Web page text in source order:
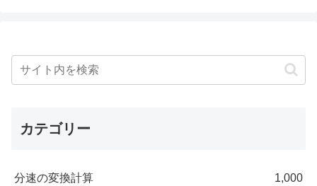
カテゴリー
分速の変換計算 1,000